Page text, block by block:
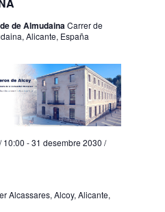
de AlmudainaCarrer de
Alicante, España
10:00 -31 desembre 2030 /
Alcassares, Alcoy, Alicante,